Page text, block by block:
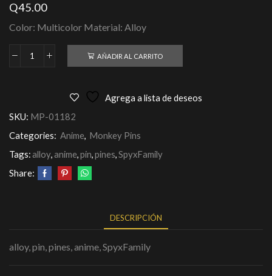
Q45.00
Color: Multicolor Material: Alloy
AÑADIR AL CARRITO
Agrega a lista de deseos
SKU: MP-01182
Categories: Anime, Monkey Pins
Tags:alloy,anime,pin,pines,SpyxFamily
Share:
DESCRIPCIÓN
alloy, pin, pines, anime, SpyxFamily